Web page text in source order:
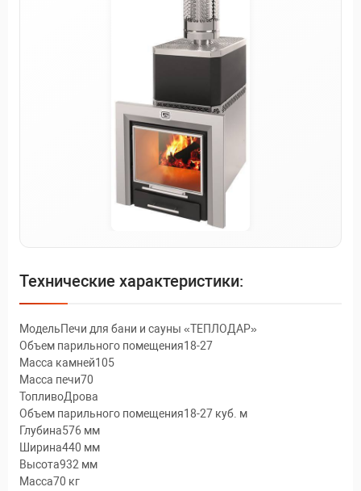
Технические характеристики:
МодельПечи для бани и сауны «ТЕПЛОДАР»
Объем парильного помещения18-27
Масса камней105
Масса печи70
ТопливоДрова
Объем парильного помещения18-27 куб. м
Глубина576 мм
Ширина440 мм
Высота932 мм
Масса70 кг